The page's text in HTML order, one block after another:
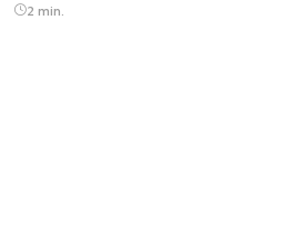
2 min.